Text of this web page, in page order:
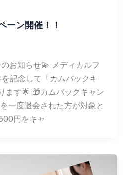
ーン開催！！
お知らせ💫 メディカルフ
記念して「カムバックキ
ます🌟 🎁カムバックキャン
一度退会された方が対象と
円をキャ